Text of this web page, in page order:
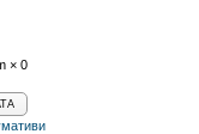
× 0